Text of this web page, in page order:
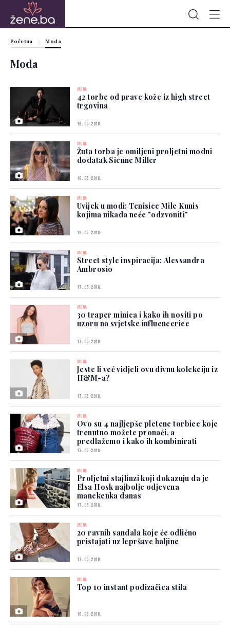
Početna Moda
Moda
MODA
42 torbe od prave kože iz high street
trgovina
18. 05. 2018.
MODA
Žuta torba je omiljeni proljetni modni
dodatak Sienne Miller
18. 05. 2018.
MODA
Uvijek u modi: Tenisice Mile Kunis
kojima nikada neće "odzvoniti"
18. 05. 2018.
MODA
Street style inspiracija: Alessandra
Ambrosio
17. 05. 2018.
MODA
30 traper minica i kako ih nositi po
uzoru na svjetske influencerice
17. 05. 2018.
MODA
Jeste li već vidjeli ovu divnu kolekciju iz
H&M-a?
17. 05. 2018.
MODA
Ovo su 4 najljepše pletene torbice koje
trenutno možete pronaći, a
predlažemo i kako ih kombinirati
17. 05. 2018.
MODA
Proljetni stajlinzi koji dokazuju da je
Elsa Hosk najbolje odjevena
manekenka danas
17. 05. 2018.
MODA
20 ravnih sandala koje će odlično
pristajati uz lepršave haljine
17. 05. 2018.
MODA
Top 10 instant podizačica stila
16. 05. 2018.